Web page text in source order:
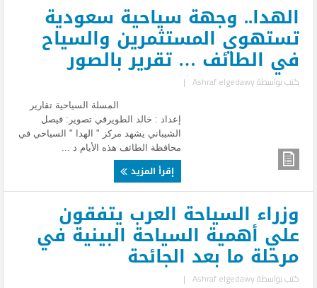
الهدا.. وجهة سياحية سعودية
تستهوي المستثمرين والسياح
في الطائف … تقرير بالصور
كتب بواسطةAshraf elgedawy
|
المسلة السياحية تقارير
إعداد : خالد الطويرقي تصوير: فيصل
الشيباني يشهد مركز " الهدا " السياحي في
محافظة الطائف هذه الأيام د ...
إقرأ المزيد
وزراء السياحة العرب يتفقون
علي أهمية السياحة البينية في
مرحلة ما بعد الجائحة
كتب بواسطةAshraf elgedawy
|